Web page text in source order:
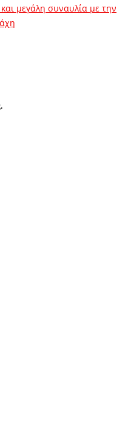
μεγάλη συναυλία με την